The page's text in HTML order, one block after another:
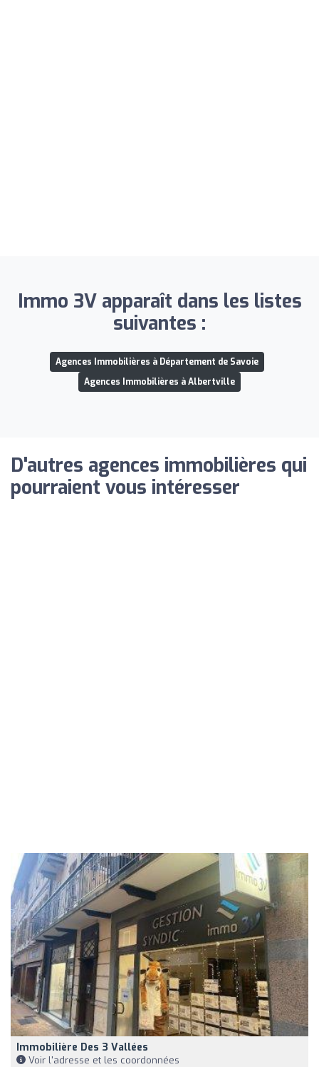
Immo 3V apparaît dans les listes
suivantes :
Agences Immobilières à Département de Savoie
Agences Immobilières à Albertville
D'autres agences immobilières qui
pourraient vous intéresser
Immobilière Des 3 Vallées
Voir l'adresse et les coordonnées